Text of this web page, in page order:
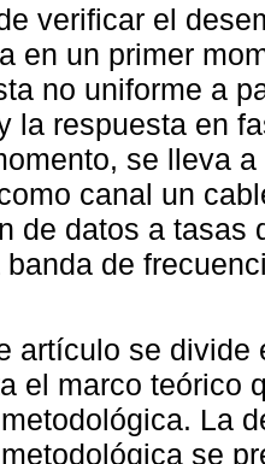
verificar el
en un primer
no uniforme a
la respuesta en
se lleva
canal un
de datos a tasas
banda de
artículo se
el marco teórico
La
se